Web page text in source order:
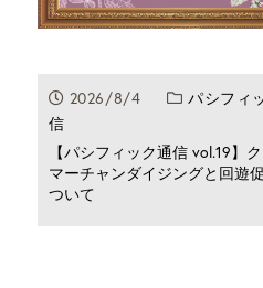
2026/8/4
パシフィ
信
【パシフィック通信 vol.19】
マーチャンダイジングと回遊
ついて